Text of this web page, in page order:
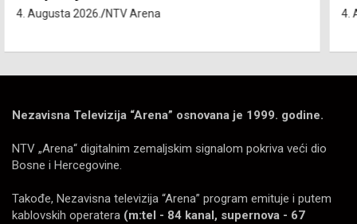
4. Augusta 2026. NTV Arena
Nezavisna Televizija “Arena” osnovana je 1999. godine.
NTV „Arena“ digitalnim zemaljskim signalom pokriva veći dio
Bosne i Hercegovine.
Takođe, Nezavisna televizija “Arena” program emituje i putem
kablovskih operatera (m:tel - 84 kanal, supernova - 67